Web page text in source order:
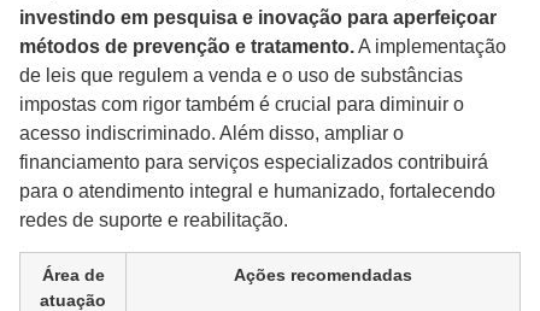
investindo em pesquisa e inovação para aperfeiçoar
métodos de prevenção e tratamento.A implementação
de leis que regulem a venda e o uso de substâncias
impostas com rigor também é crucial para diminuir o
acesso indiscriminado. Além disso, ampliar o
financiamento para serviços especializados contribuirá
para o atendimento integral e humanizado, fortalecendo
redes de suporte e reabilitação.
Área de
atuação
Ações recomendadas